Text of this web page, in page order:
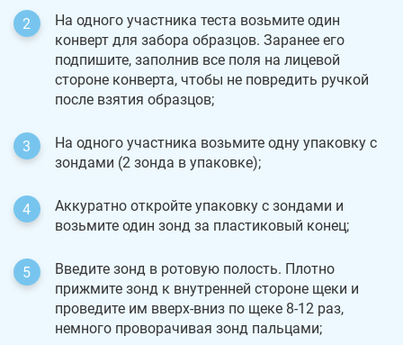
На одного участника теста возьмите один
конверт для забора образцов. Заранее его
подпишите, заполнив все поля на лицевой
стороне конверта, чтобы не повредить ручкой
после взятия образцов;
На одного участника возьмите одну упаковку с
зондами (2 зонда в упаковке);
Аккуратно откройте упаковку с зондами и
возьмите один зонд за пластиковый конец;
Введите зонд в ротовую полость. Плотно
прижмите зонд к внутренней стороне щеки и
проведите им вверх-вниз по щеке 8-12 раз,
немного проворачивая зонд пальцами;